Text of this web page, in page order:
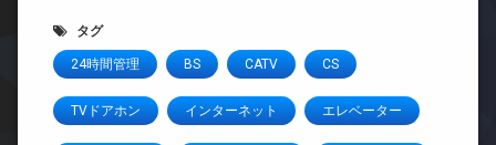
タグ
24時間管理 BS CATV CS
TVドアホン インターネット エレベーター